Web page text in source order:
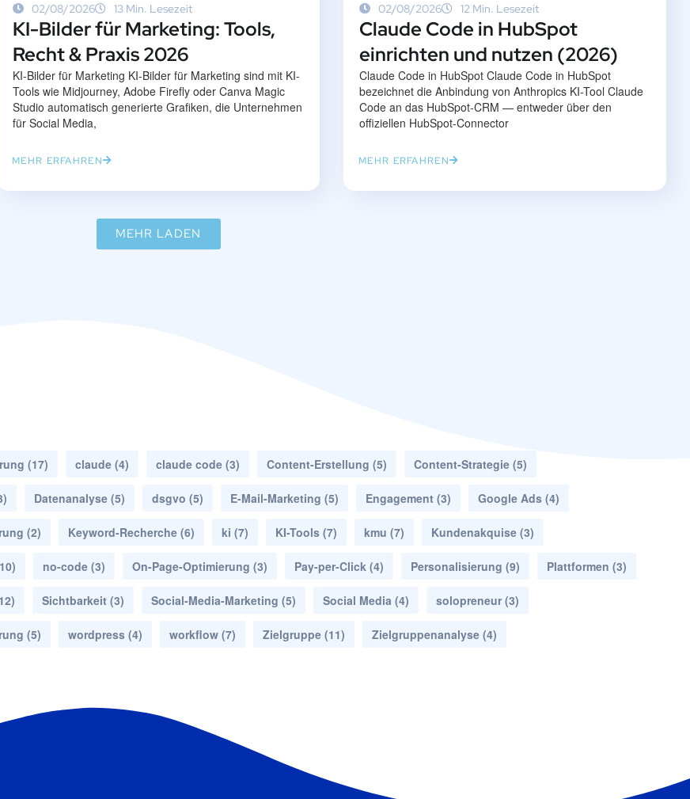
02/08/2026 13 Min. Lesezeit
KI-Bilder für Marketing: Tools,
Recht & Praxis 2026
KI-Bilder für Marketing KI-Bilder für Marketing sind mit KI-
Tools wie Midjourney, Adobe Firefly oder Canva Magic
Studio automatisch generierte Grafiken, die Unternehmen
für Social Media,
MEHR ERFAHREN
02/08/2026 12 Min. Lesezeit
Claude Code in HubSpot
einrichten und nutzen (2026)
Claude Code in HubSpot Claude Code in HubSpot
bezeichnet die Anbindung von Anthropics KI-Tool Claude
Code an das HubSpot-CRM — entweder über den
offiziellen HubSpot-Connector
MEHR ERFAHREN
MEHR LADEN
(17) claude (4) claude code (3) Content-Erstellung (5) Content-Strategie (5)
Datenanalyse (5) dsgvo (5) E-Mail-Marketing (5) Engagement (3) Google Ads (4)
(2) Keyword-Recherche (6) ki (7) KI-Tools (7) kmu (7) Kundenakquise (3)
no-code (3) On-Page-Optimierung (3) Pay-per-Click (4) Personalisierung (9) Plattformen (3)
Sichtbarkeit (3) Social-Media-Marketing (5) Social Media (4) solopreneur (3)
(5) wordpress (4) workflow (7) Zielgruppe (11) Zielgruppenanalyse (4)